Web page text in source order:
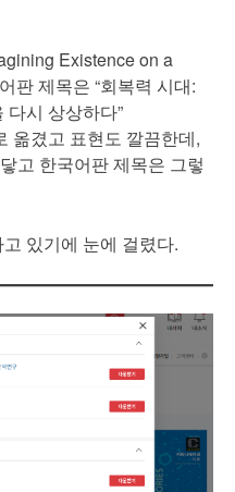
Existence on a
판 제목은 “회복력 시대:
시 상상하다”
옮겼고 표현도 깔끔한데,
고 한국어판 제목은 그렇
있기에 눈에 걸렸다.